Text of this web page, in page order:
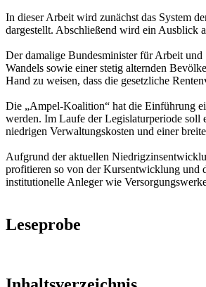
In dieser Arbeit wird zunächst das System
dargestellt. Abschließend wird ein Ausblick
Der damalige Bundesminister für Arbeit und
Wandels sowie einer stetig alternden
Hand zu weisen, dass die gesetzliche
Die „Ampel-Koalition“ hat die Einführung
werden. Im Laufe der Legislaturperiode
niedrigen Verwaltungskosten und einer
Aufgrund der aktuellen
profitieren so von der Kursentwicklung und
institutionelle Anleger wie
Leseprobe